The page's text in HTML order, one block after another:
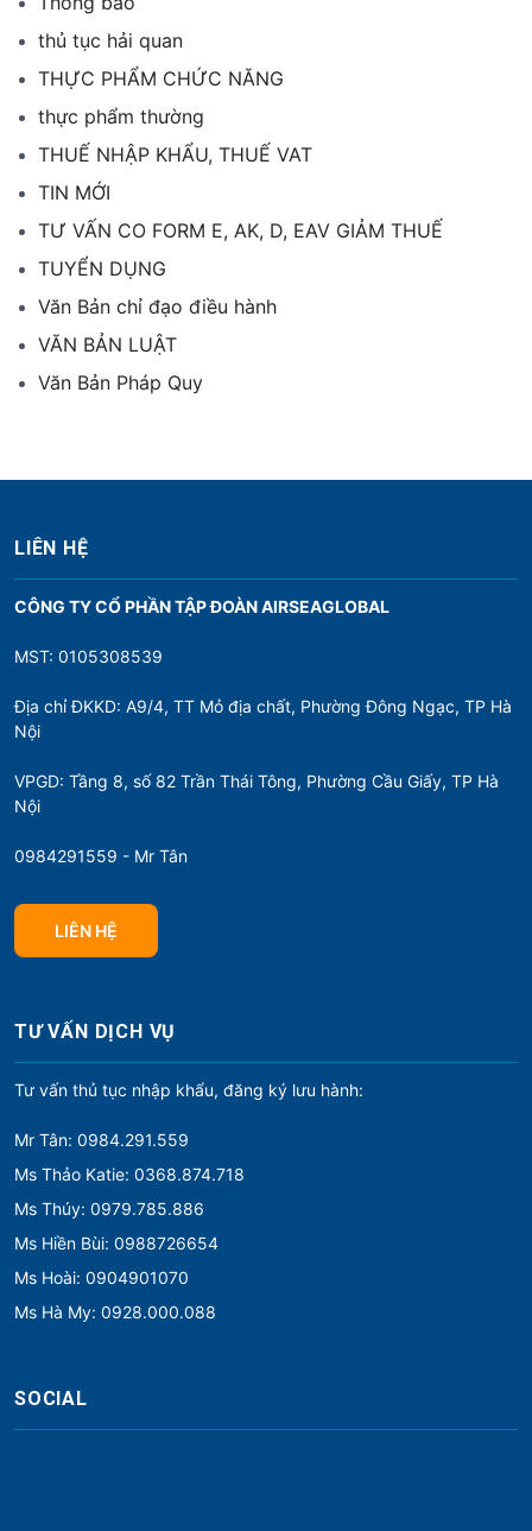
thủ tục hải quan
THỰC PHẨM CHỨC NĂNG
thực phẩm thường
THUẾ NHẬP KHẨU, THUẾ VAT
TIN MỚI
TƯ VẤN CO FORM E, AK, D, EAV GIẢM THUẾ
TUYỂN DỤNG
Văn Bản chỉ đạo điều hành
VĂN BẢN LUẬT
Văn Bản Pháp Quy
LIÊN HỆ
CÔNG TY CỔ PHẦN TẬP ĐOÀN AIRSEAGLOBAL
MST: 0105308539
Địa chỉ ĐKKD: A9/4, TT Mỏ địa chất, Phường Đông Ngạc, TP Hà
Nội
VPGD: Tầng 8, số 82 Trần Thái Tông, Phường Cầu Giấy, TP Hà
Nội
0984291559 - Mr Tân
LIÊN HỆ
TƯ VẤN DỊCH VỤ
Tư vấn thủ tục nhập khẩu, đăng ký lưu hành:
Mr Tân: 0984.291.559
Ms Thảo Katie: 0368.874.718
Ms Thúy: 0979.785.886
Ms Hiền Bùi: 0988726654
Ms Hoài: 0904901070
Ms Hà My: 0928.000.088
SOCIAL